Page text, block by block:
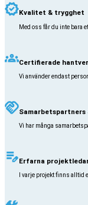
Kvalitet & trygghet
Med oss får du inte bara
Certifierade
Vi använder endast
Samarbetspartners
Vi har många
Erfarna
I varje projekt finns